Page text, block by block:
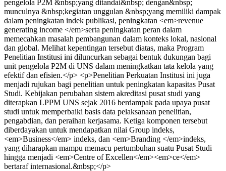
pengelola P2M &nbsp;yang ditandai&nbsp; dengan&nbsp;
munculnya &nbsp;kegiatan unggulan &nbsp;yang memiliki dampak
dalam peningkatan indek publikasi, peningkatan <em>revenue
generating income </em>serta peningkatan peran dalam
memecahkan masalah pembangunan dalam konteks lokal, nasional
dan global. Melihat kepentingan tersebut diatas, maka Program
Penelitian Institusi ini diluncurkan sebagai bentuk dukungan bagi
unit pengelola P2M di UNS dalam meningkatkan tata kelola yang
efektif dan efisien.</p> <p>Penelitian Perkuatan Institusi ini juga
menjadi rujukan bagi penelitian untuk peningkatan kapasitas Pusat
Studi. Kebijakan perubahan sistem akreditasi pusat studi yang
diterapkan LPPM UNS sejak 2016 berdampak pada upaya pusat
studi untuk memperbaiki basis data pelaksanaan penelitian,
pengabdian, dan peraihan kerjasama. Ketiga komponen tersebut
diberdayakan untuk mendapatkan nilai Group indeks,
<em>Business</em> indeks, dan <em>Branding </em>indeks,
yang diharapkan mampu memacu pertumbuhan suatu Pusat Studi
hingga menjadi <em>Centre of Excellen</em><em>ce</em>
bertaraf internasional.&nbsp;</p>